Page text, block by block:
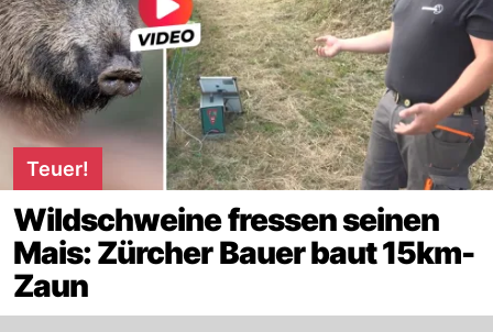
Teuer!
Wildschweine fressen seinen
Mais: Zürcher Bauer baut 15km-
Zaun